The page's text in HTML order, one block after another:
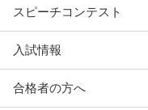
スピーチコンテスト
入試情報
合格者の方へ